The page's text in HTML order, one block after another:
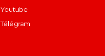
Youtube
Télégram